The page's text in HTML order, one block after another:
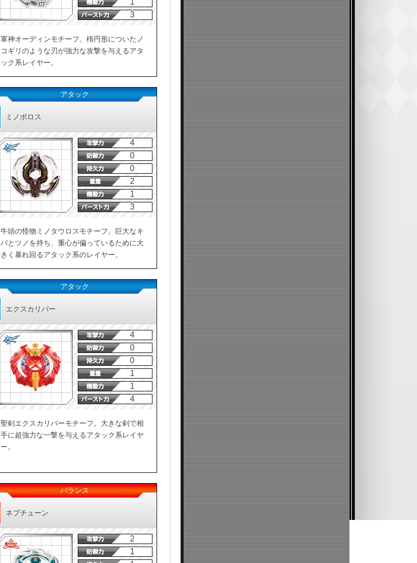
1
3
軍神オーディンモチーフ。楕円形についたノ
コギリのような刃が強力な攻撃を与えるアタ
ック系レイヤー。
アタック
ミノボロス
4
0
0
2
1
3
牛頭の怪物ミノタウロスモチーフ。巨大なキ
バとツノを持ち、重心が偏っているために大
きく暴れ回るアタック系のレイヤー。
アタック
エクスカリバー
4
0
0
1
1
4
聖剣エクスカリバーモチーフ。大きな剣で相
手に超強力な一撃を与えるアタック系レイヤ
ー。
バランス
ネプチューン
2
1